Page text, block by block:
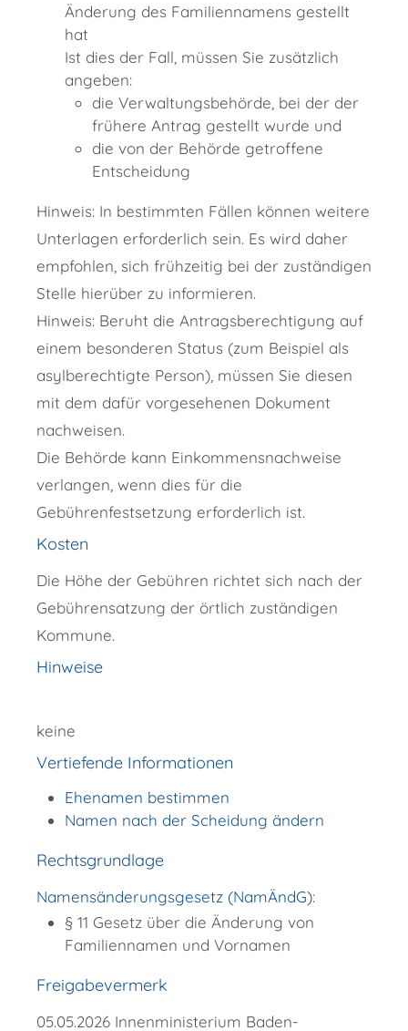
Änderung des Familiennamens gestellt
hat
Ist dies der Fall, müssen Sie zusätzlich
angeben:
die Verwaltungsbehörde, bei der der
frühere Antrag gestellt wurde und
die von der Behörde getroffene
Entscheidung
Hinweis: In bestimmten Fällen können weitere
Unterlagen erforderlich sein. Es wird daher
empfohlen, sich frühzeitig bei der zuständigen
Stelle hierüber zu informieren.
Hinweis: Beruht die Antragsberechtigung auf
einem besonderen Status (zum Beispiel als
asylberechtigte Person), müssen Sie diesen
mit dem dafür vorgesehenen Dokument
nachweisen.
Die Behörde kann Einkommensnachweise
verlangen, wenn dies für die
Gebührenfestsetzung erforderlich ist.
Kosten
Die Höhe der Gebühren richtet sich nach der
Gebührensatzung der örtlich zuständigen
Kommune.
Hinweise
keine
Vertiefende Informationen
Ehenamen bestimmen
Namen nach der Scheidung ändern
Rechtsgrundlage
Namensänderungsgesetz (NamÄndG):
§ 11 Gesetz über die Änderung von
Familiennamen und Vornamen
Freigabevermerk
05.05.2026 Innenministerium Baden-